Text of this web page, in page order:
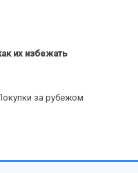
их избежать
за рубежом